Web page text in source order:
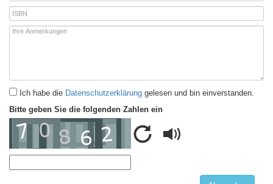
Ich habe die Datenschutzerklärung gelesen und bin einverstanden.
Bitte geben Sie die folgenden Zahlen ein